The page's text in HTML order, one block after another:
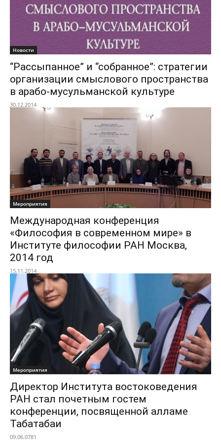
Новости
“Рассыпанное” и “собранное”: стратегии
организации смыслового пространства
в арабо-мусульманской культуре
30.12.2014
Мероприятия
Международная конференция
«Философия в современном мире» в
Институте философии РАН Москва,
2014 год
15.11.2014
Мероприятия
Директор Института востоковедения
РАН стал почетным гостем
конференции, посвященной алламе
Табатабаи
09.06.0781